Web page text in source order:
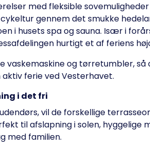
med fleksible
gennem det smukke
i husets spa og sauna. Især i
hurtigt et af feriens
vaskemaskine og tørretumbler,
ferie ved Vesterhavet.
i det fri
vil de forskellige
til afslapning i solen, hyggelige
med familien.